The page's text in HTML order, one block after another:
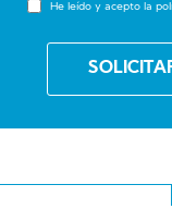
He leído y acepto la